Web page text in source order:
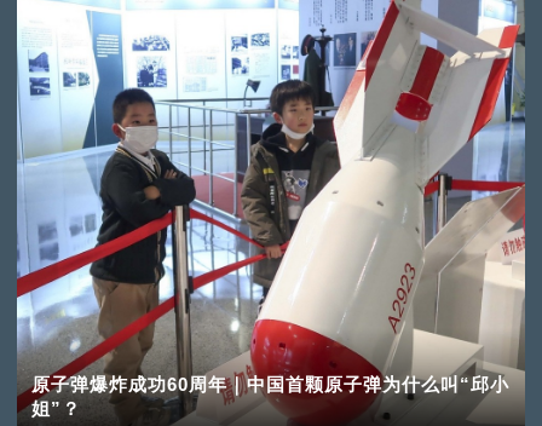
原子弹爆炸成功60周年｜中国首颗原子弹为什么叫“邱小
姐”？